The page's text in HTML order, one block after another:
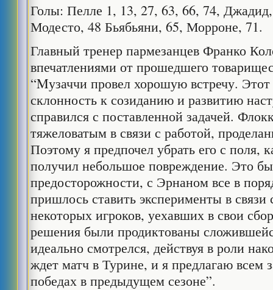
Голы: Пелле 1, 13, 27, 63, 66, 74,
Модесто, 48 Бьябьяни, 65, Морроне, 71.
Главный тренер пармезанцев Франко
впечатлениями от прошедшего
“Mузаччи провел хорошую встречу.
склонность к созиданию и развитию
справился с поставленной задачей.
тяжеловатым в связи с работой,
Поэтому я предпочел убрать его с поля,
получил небольшое повреждение. Это
предосторожности, с Эрнаном все в
пришлось ставить эксперименты в связи
некоторых игроков, уехавших в свои
решения были продиктованы
идеально смотрелся, действуя в роли
ждет матч в Турине, и я предлагаю всем
победах в предыдущем сезоне”.